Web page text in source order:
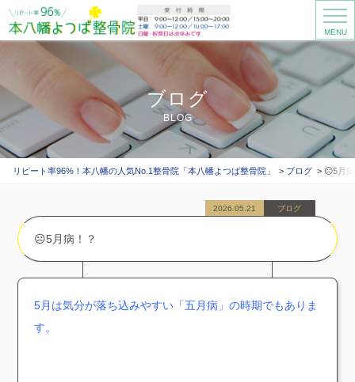
MENU
ブログ
BLOG
リピート率96%！本八幡の人気No.1整骨院「本八幡よつば整骨院」 ブログ ☹️5月
☹️5月病！？
2026.05.21 ブログ
5月は気分が落ち込みやすい「五月病」の時期でもありま
す。